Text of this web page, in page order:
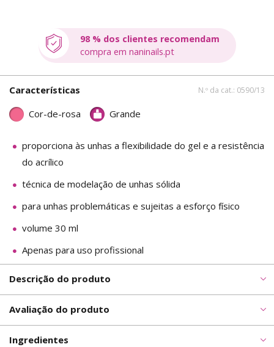
98 % dos clientes recomendam
compra em naninails.pt
Características N.º da cat.: 0590/13
Cor-de-rosa Grande
proporciona às unhas a flexibilidade do gel e a resistência
do acrílico
técnica de modelação de unhas sólida
para unhas problemáticas e sujeitas a esforço físico
volume 30 ml
Apenas para uso profissional
Descrição do produto
Avaliação do produto
Ingredientes